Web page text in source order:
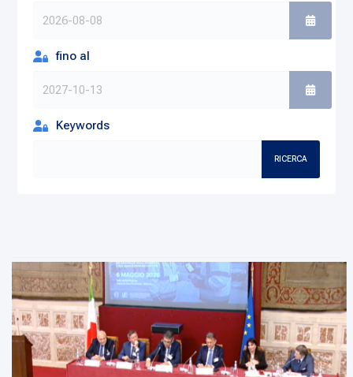
fino al
Keywords
RICERCA